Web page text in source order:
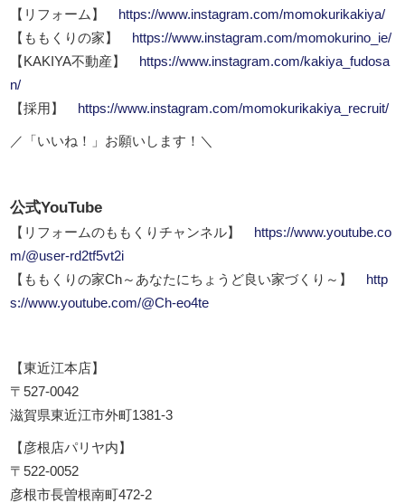
【リフォーム】
https://www.instagram.com/momokurikakiya/
【ももくりの家】
https://www.instagram.com/momokurino_ie/
【KAKIYA不動産】
https://www.instagram.com/kakiya_fudosa
n/
【採用】
https://www.instagram.com/momokurikakiya_recruit/
／「いいね！」お願いします！＼
公式YouTube
【リフォームのももくりチャンネル】
https://www.youtube.co
m/@user-rd2tf5vt2i
【ももくりの家Ch～あなたにちょうど良い家づくり～】
http
s://www.youtube.com/@Ch-eo4te
【東近江本店】
〒527-0042
滋賀県東近江市外町1381-3
【彦根店パリヤ内】
〒522-0052
彦根市長曽根南町472-2